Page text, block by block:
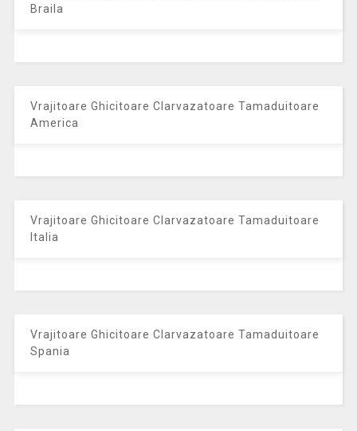
Braila
Vrajitoare Ghicitoare Clarvazatoare Tamaduitoare
America
Vrajitoare Ghicitoare Clarvazatoare Tamaduitoare
Italia
Vrajitoare Ghicitoare Clarvazatoare Tamaduitoare
Spania